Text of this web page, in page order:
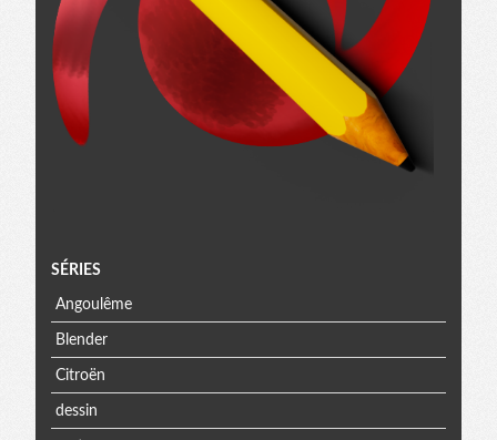
Menu
extra
SÉRIES
Angoulême
Blender
Citroën
dessin